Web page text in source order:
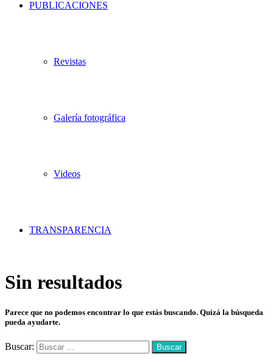
PUBLICACIONES
Revistas
Galería fotográfica
Videos
TRANSPARENCIA
Sin resultados
Parece que no podemos encontrar lo que estás buscando. Quizá la búsqueda
pueda ayudarte.
Buscar: